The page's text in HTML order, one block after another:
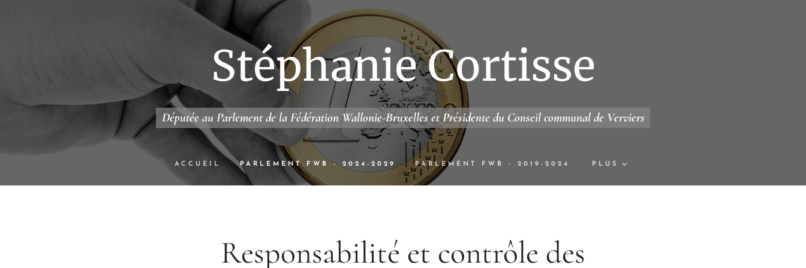
Stéphanie Cortisse
Députée au Parlement de la Fédération Wallonie-Bruxelles et Présidente du Conseil communal de Verviers
ACCUEIL PARLEMENT FWB - 2024-2029 PARLEMENT FWB - 2019-2024 PLUS
Responsabilité et contrôle des